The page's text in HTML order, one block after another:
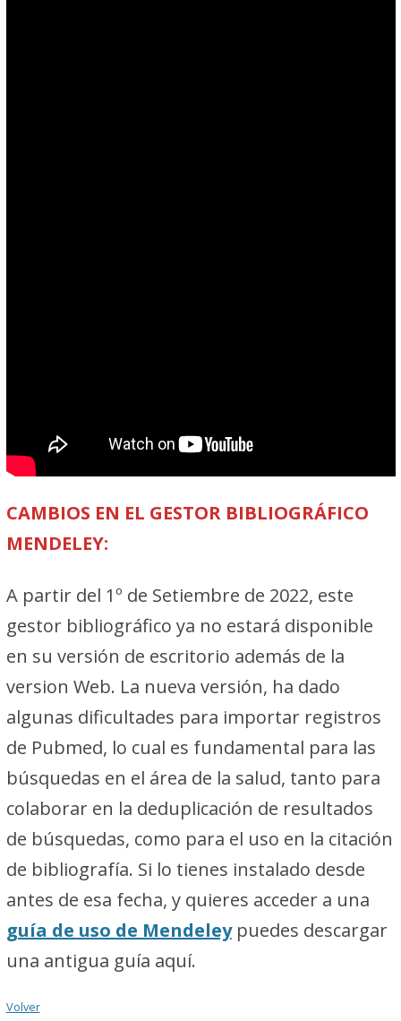
CAMBIOS EN EL GESTOR BIBLIOGRÁFICO
MENDELEY:
A partir del 1º de Setiembre de 2022, este
gestor bibliográfico ya no estará disponible
en su versión de escritorio además de la
version Web. La nueva versión, ha dado
algunas dificultades para importar registros
de Pubmed, lo cual es fundamental para las
búsquedas en el área de la salud, tanto para
colaborar en la deduplicación de resultados
de búsquedas, como para el uso en la citación
de bibliografía. Si lo tienes instalado desde
antes de esa fecha, y quieres acceder a una
guía de uso de Mendeleypuedes descargar
una antigua guía aquí.
Volver